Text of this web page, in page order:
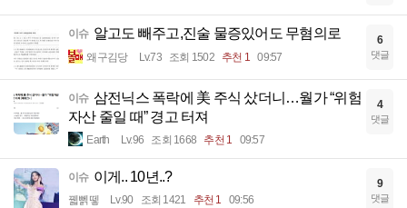
이슈 알고도 빼주고,진술 물증있어도 무혐의로
왜구김당 Lv.73 조회 1502 추천 1 09:57
6
댓글
이슈 삼전닉스 폭락에 美 주식 샀더니…월가 “위험
자산 줄일 때” 경고 터져
Earth Lv.96 조회 1668 추천 1 09:57
4
댓글
이슈 이게.. 10년..?
꿻뻵뗗 Lv.90 조회 1421 추천 1 09:56
9
댓글